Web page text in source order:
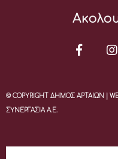
© COPYRIGHT ΔΗΜΟΣ ΑΡΤΑΙΩΝ |
ΣΥΝΕΡΓΑΣΙΑ Α.Ε.